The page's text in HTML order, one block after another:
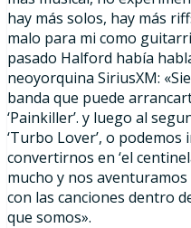
hay más solos, hay más
malo para mi como
pasado Halford había
neoyorquina SiriusXM:
banda que puede
‘Painkiller’. y luego al
‘Turbo Lover’, o podemos
convertirnos en ‘el
mucho y nos
con las canciones dentro
que somos».